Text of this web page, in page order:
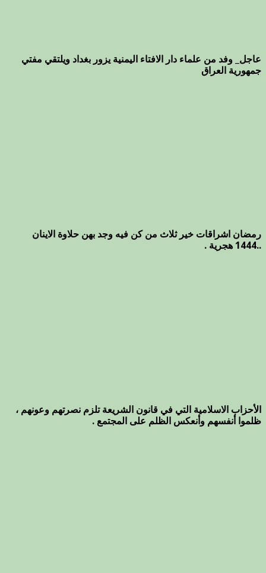
عاجل_ وفد من علماء دار الافتاء اليمنية يزور بغداد ويلتقي مفتي
جمهورية العراق
رمضان اشراقات خير ثلاث من كن فيه وجد بهن حلاوة الاينان
..1444 هجرية .
الأحزاب الاسلامية التي في قانون الشريعة تلزم نصرتهم وعونهم ،
ظلموا أنفسهم وأنعكس الظلم على المجتمع .